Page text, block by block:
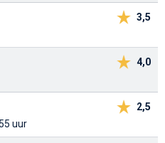
3,5
4,0
2,5
uur